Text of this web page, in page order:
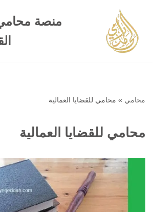
تخطى
إلى
المحتوى
منصة
محامي » محامي للقضايا العمالية
محامي للقضايا العمالية